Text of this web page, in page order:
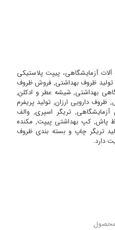
آزمایشگاهی، پیپت پلاستیکی
تولید ظروف بهداشتی, فروش ظروف
بهداشتی, شیشه عطر و ادکلن,
دارویی ارزان, تولید پریفرم
تریگر اسپری, والف
پاش, کپ بهداشتی پیپت, مکنده
تریگر چاپ و بسته بندی ظروف
دارد.
محصول